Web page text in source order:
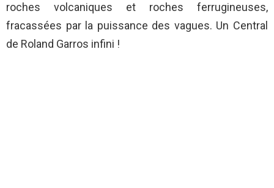
roches volcaniques et roches ferrugineuses,
fracassées par la puissance des vagues. Un Central
de Roland Garros infini !